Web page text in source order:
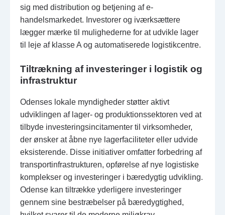
sig med distribution og betjening af e-
handelsmarkedet. Investorer og iværksættere
lægger mærke til mulighederne for at udvikle lager
til leje af klasse A og automatiserede logistikcentre.
Tiltrækning af investeringer i logistik og
infrastruktur
Odenses lokale myndigheder støtter aktivt
udviklingen af lager- og produktionssektoren ved at
tilbyde investeringsincitamenter til virksomheder,
der ønsker at åbne nye lagerfaciliteter eller udvide
eksisterende. Disse initiativer omfatter forbedring af
transportinfrastrukturen, opførelse af nye logistiske
komplekser og investeringer i bæredygtig udvikling.
Odense kan tiltrække yderligere investeringer
gennem sine bestræbelser på bæredygtighed,